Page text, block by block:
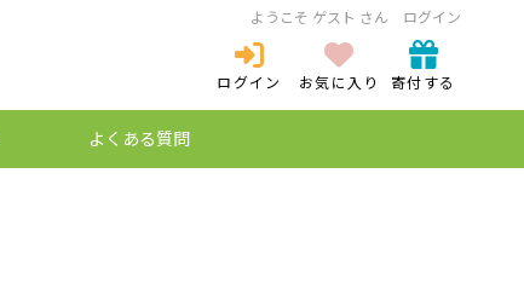
ようこそ ゲスト さん ログイン
ログイン
ログイン
新規登録
お気に入り 寄付する
よくある質問